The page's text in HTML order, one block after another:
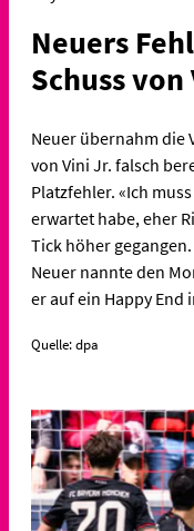
Neuers
Schuss
Neuer übernahm die
von Vini Jr. falsch
Platzfehler. «Ich
erwartet habe, eher
Tick höher
Neuer nannte den
er auf ein Happy End
Quelle: dpa